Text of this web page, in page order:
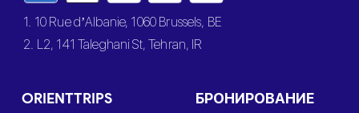
1. 10 Rue d’Albanie, 1060 Brussels, BE
2. L2, 141 Taleghani St, Tehran, IR
ORIENTTRIPS БРОНИРОВАНИЕ